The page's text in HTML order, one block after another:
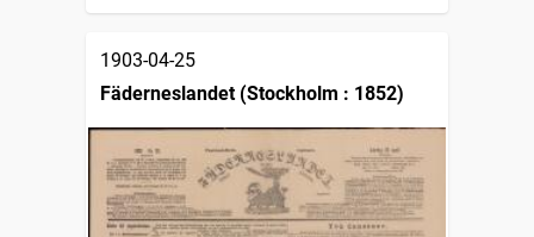
1903-04-25
Fäderneslandet (Stockholm : 1852)